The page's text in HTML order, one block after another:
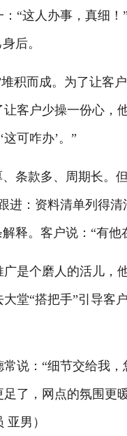
“这人办事，真细
后。
积而成。为了让客
客户少操一份心，
可咋办’。”
条款多、周期长。
进：资料清单列得
释。客户说：“有他
是个磨人的活儿，
大堂“搭把手”引导客
说： “细节交给我
了，网点的氛围更
男）